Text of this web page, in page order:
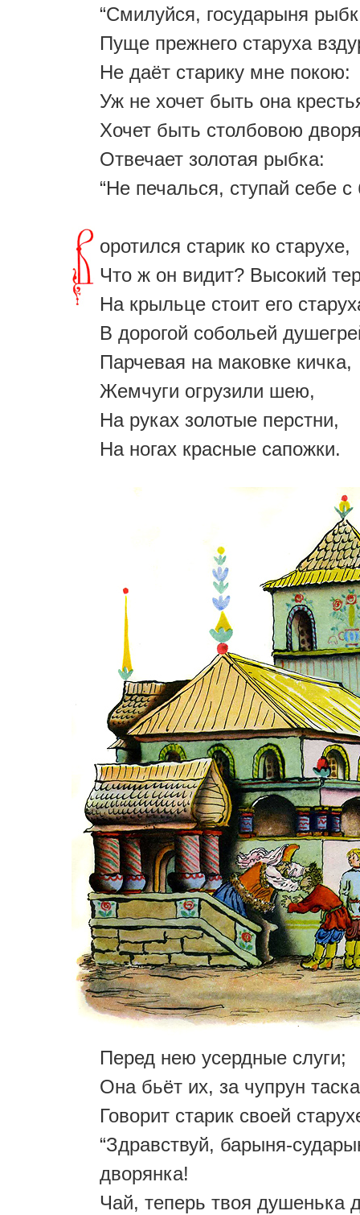
“Смилуйся, государыня
Пуще прежнего старуха
Не даёт старику мне покою:
Уж не хочет быть она
Хочет быть столбовою
Отвечает золотая рыбка:
“Не печалься, ступай себе с
оротился старик ко старухе,
Что ж он видит? Высокий
На крыльце стоит его
В дорогой собольей
Парчевая на маковке кичка,
Жемчуги огрузили шею,
На руках золотые перстни,
На ногах красные сапожки.
Перед нею усердные слуги;
Она бьёт их, за чупрун
Говорит старик своей
“Здравствуй, барыня-
дворянка!
Чай, теперь твоя душенька